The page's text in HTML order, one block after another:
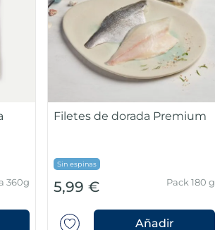
360g
Filetes de dorada Premium
Sin espinas
5,99 € Pack 180 g
Añadir